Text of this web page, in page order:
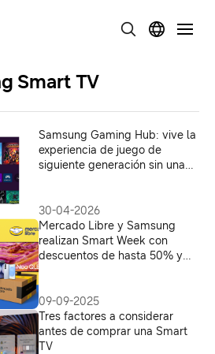
Smart TV
Samsung Gaming Hub: vive la
experiencia de juego de
siguiente generación sin una
30-04-2026
Mercado Libre y Samsung
realizan Smart Week con
descuentos de hasta 50% y
09-09-2025
Tres factores a considerar
antes de comprar una Smart
TV